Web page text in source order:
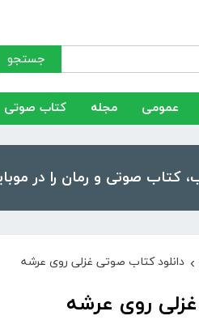
جستجو
عمومی مجله کتاب صوتی
› دانلود کتاب صوتی غزلی روی عرشه